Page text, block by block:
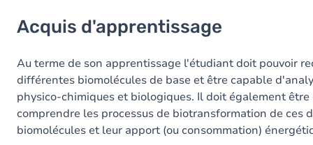
Objectifs
Contenu
Table des matières
Exercices
Acquis d'apprentissage
Au terme de son apprentissage l'étudiant doit pouvoir
différentes biomolécules de base et être capable
physico-chimiques et biologiques. Il doit également être
comprendre les processus de biotransformation de ces
biomolécules et leur apport (ou consommation)